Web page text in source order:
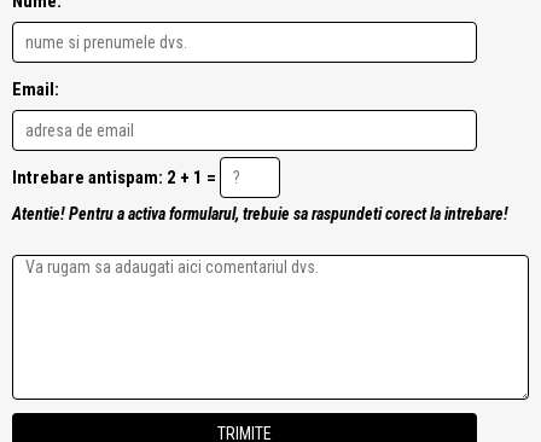
Email:
Intrebare antispam: 2 + 1 =
Atentie! Pentru a activa formularul, trebuie sa raspundeti corect la intrebare!